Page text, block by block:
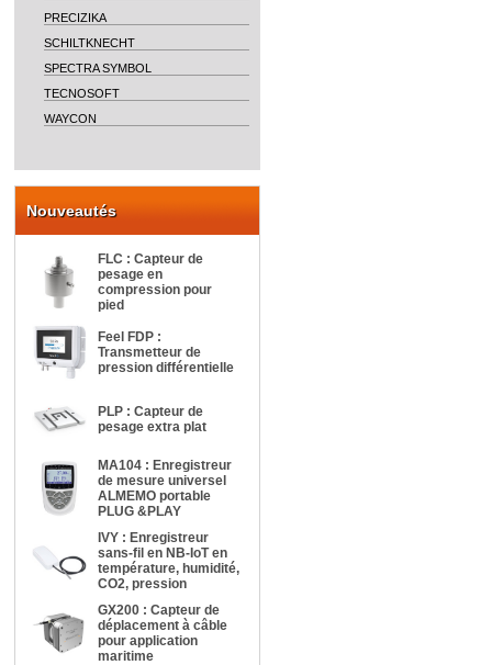
PRECIZIKA
SCHILTKNECHT
SPECTRA SYMBOL
TECNOSOFT
WAYCON
Nouveautés
FLC : Capteur de
pesage en
compression pour
pied
Feel FDP :
Transmetteur de
pression différentielle
PLP : Capteur de
pesage extra plat
MA104 : Enregistreur
de mesure universel
ALMEMO portable
PLUG &PLAY
IVY : Enregistreur
sans-fil en NB-IoT en
température, humidité,
CO2, pression
GX200 : Capteur de
déplacement à câble
pour application
maritime